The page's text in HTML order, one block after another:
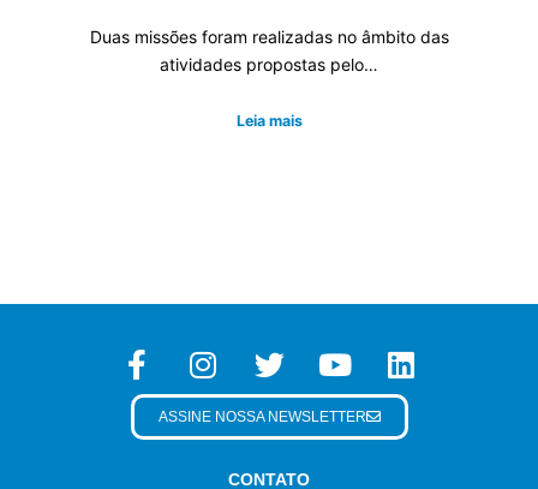
Duas missões foram realizadas no âmbito das
atividades propostas pelo…
Leia mais
CONTATO
ASSINE NOSSA NEWSLETTER